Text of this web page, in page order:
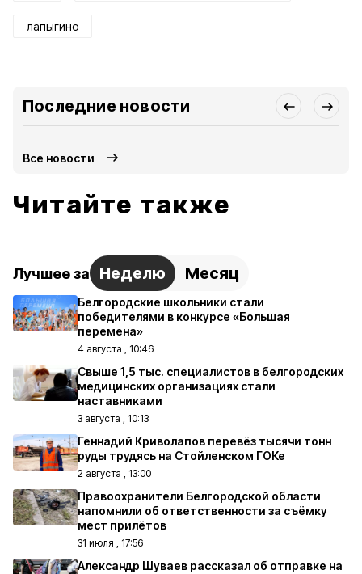
лапыгино
Последние новости
Все новости
Читайте также
Лучшее за Неделю Месяц
Белгородские школьники стали
победителями в конкурсе «Большая
перемена»
4 августа , 10:46
Свыше 1,5 тыс. специалистов в белгородских
медицинских организациях стали
наставниками
3 августа , 10:13
Геннадий Криволапов перевёз тысячи тонн
руды трудясь на Стойленском ГОКе
2 августа , 13:00
Правоохранители Белгородской области
напомнили об ответственности за съёмку
мест прилётов
31 июля , 17:56
Александр Шуваев рассказал об отправке на